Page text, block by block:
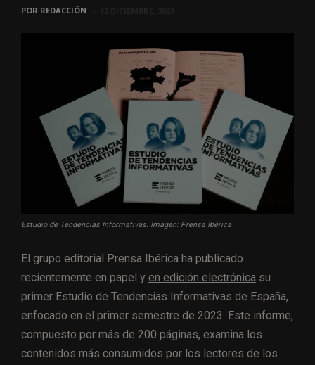
POR REDACCIÓN
Estudio de Tendencias Informativas. Imagen: Prensa Ibérica
El grupo editorial Prensa Ibérica ha publicado
recientemente en papel y en edición electrónica su
primer Estudio de Tendencias Informativas de España,
enfocado en el primer semestre de 2023. Este informe,
compuesto por más de 200 páginas, examina los
contenidos más consumidos por los lectores de los